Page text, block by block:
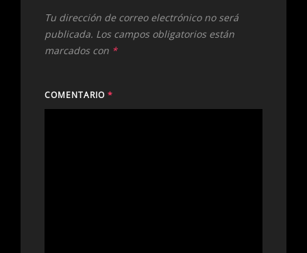
Tu dirección de correo electrónico no será
publicada. Los campos obligatorios están
marcados con *
COMENTARIO *